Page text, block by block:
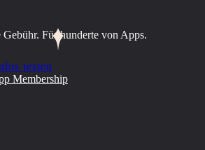
Für hunderte von Apps.
testen
Membership